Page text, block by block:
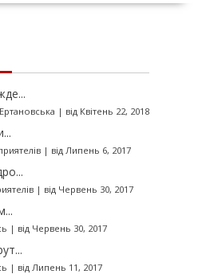
| від Квітень 22, 2018
| від Липень 6, 2017
| від Червень 30, 2017
| від Червень 30, 2017
| від Липень 11, 2017